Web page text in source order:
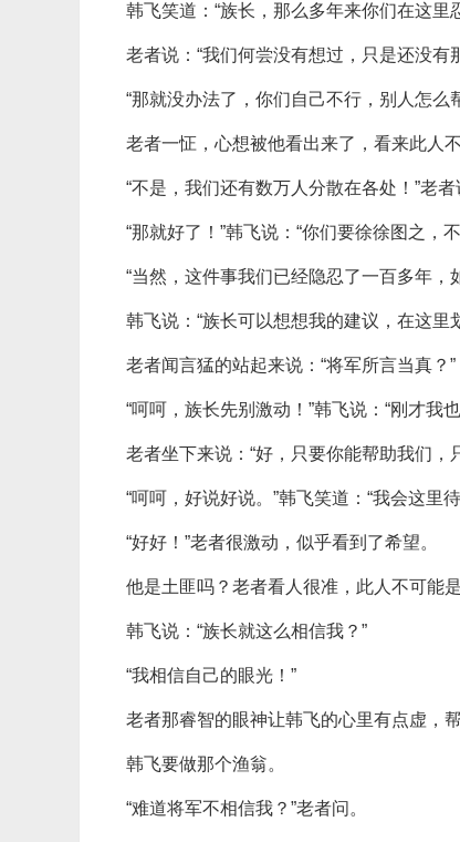
韩飞笑道：“族长，那么多年来你们在这
老者说：“我们何尝没有想过，只是还没有
“那就没办法了，你们自己不行，别人怎么
老者一怔，心想被他看出来了，看来此人不
“不是，我们还有数万人分散在各处！”老者
“那就好了！”韩飞说：“你们要徐徐图之，
“当然，这件事我们已经隐忍了一百多年，
韩飞说：“族长可以想想我的建议，在这
老者闻言猛的站起来说：“将军所言当真？”
“呵呵，族长先别激动！”韩飞说：“刚才我
老者坐下来说：“好，只要你能帮助我们，
“呵呵，好说好说。”韩飞笑道：“我会这里
“好好！”老者很激动，似乎看到了希望。
他是土匪吗？老者看人很准，此人不可能是
韩飞说：“族长就这么相信我？”
“我相信自己的眼光！”
老者那睿智的眼神让韩飞的心里有点虚，
韩飞要做那个渔翁。
“难道将军不相信我？”老者问。